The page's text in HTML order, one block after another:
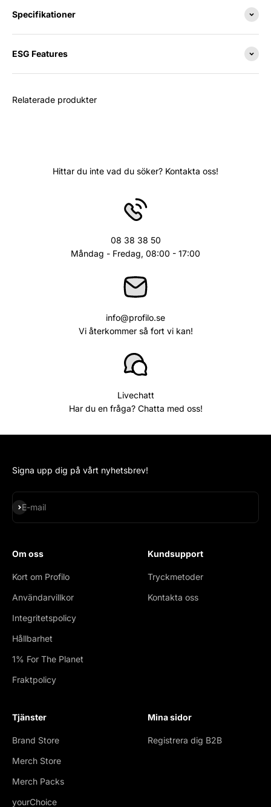
Specifikationer
ESG Features
Relaterade produkter
Hittar du inte vad du söker? Kontakta oss!
08 38 38 50
Måndag - Fredag, 08:00 - 17:00
info@profilo.se
Vi återkommer så fort vi kan!
Livechatt
Har du en fråga? Chatta med oss!
Signa upp dig på vårt nyhetsbrev!
E-mail
Subscribe
Om oss
Kort om Profilo
Användarvillkor
Integritetspolicy
Hållbarhet
1% For The Planet
Fraktpolicy
Kundsupport
Tryckmetoder
Kontakta oss
Tjänster
Brand Store
Merch Store
Merch Packs
yourChoice
Mina sidor
Registrera dig B2B